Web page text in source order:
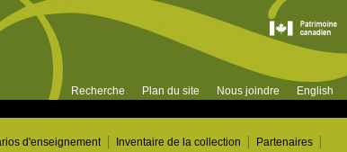
Recherche Plan du site Nous joindre English
d'enseignement Inventaire de la collection Partenaires